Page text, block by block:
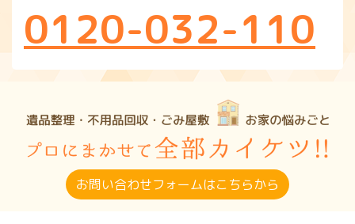
0120-032-110
お問い合わせフォームはこちらから